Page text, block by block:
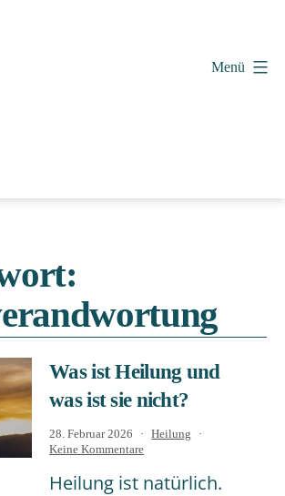
Menü
Was ist Heilung und
was ist sie nicht?
Heilung ist natürlich.
Veröffentlicht
am
28. Februar 2026
Kategorisiert
Heilung
Keine Kommentarezu
ist